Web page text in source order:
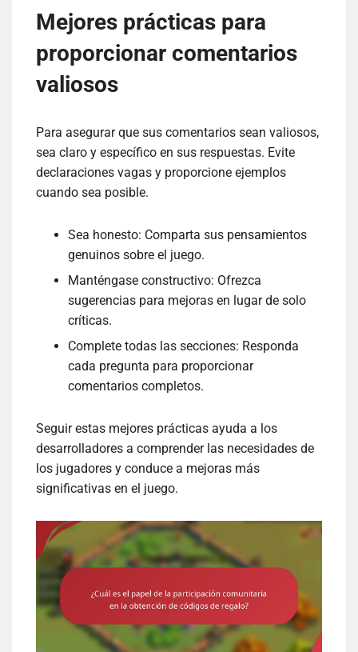
Mejores prácticas para
proporcionar comentarios
valiosos
Para asegurar que sus comentarios sean valiosos,
sea claro y específico en sus respuestas. Evite
declaraciones vagas y proporcione ejemplos
cuando sea posible.
Sea honesto: Comparta sus pensamientos
genuinos sobre el juego.
Manténgase constructivo: Ofrezca
sugerencias para mejoras en lugar de solo
críticas.
Complete todas las secciones: Responda
cada pregunta para proporcionar
comentarios completos.
Seguir estas mejores prácticas ayuda a los
desarrolladores a comprender las necesidades de
los jugadores y conduce a mejoras más
significativas en el juego.